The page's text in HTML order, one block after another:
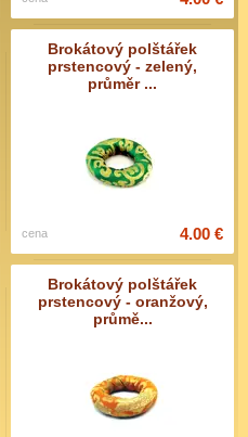
Brokátový polštářek
prstencový - zelený,
průměr ...
cena 4.00 €
Brokátový polštářek
prstencový - oranžový,
průmě...